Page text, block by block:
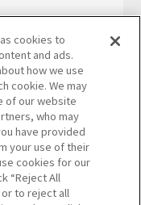
ー
護方針
cookies to
and ads.
how we use
cookie. We may
of our website
who may
have provided
your use of their
cookies for our
“Reject All
or to reject all